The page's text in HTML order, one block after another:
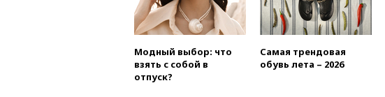
Модный выбор: что
взять с собой в
отпуск?
Самая трендовая
обувь лета – 2026